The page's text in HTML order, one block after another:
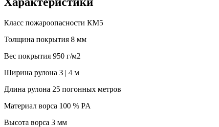
Класс пожароопасности КМ5
Толщина покрытия 8 мм
Вес покрытия 950 г/м2
Ширина рулона 3 | 4 м
Длина рулона 25 погонных метров
Материал ворса 100 % PA
Высота ворса 3 мм